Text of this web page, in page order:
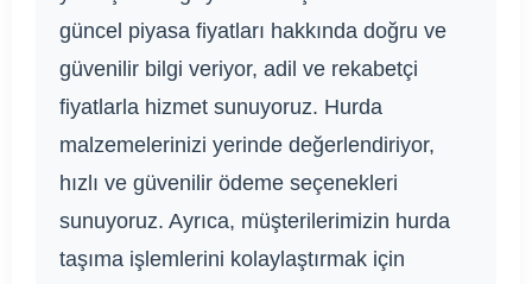
güncel piyasa fiyatları hakkında doğru ve
güvenilir bilgi veriyor, adil ve rekabetçi
fiyatlarla hizmet sunuyoruz. Hurda
malzemelerinizi yerinde değerlendiriyor,
hızlı ve güvenilir ödeme seçenekleri
sunuyoruz. Ayrıca, müşterilerimizin hurda
taşıma işlemlerini kolaylaştırmak için